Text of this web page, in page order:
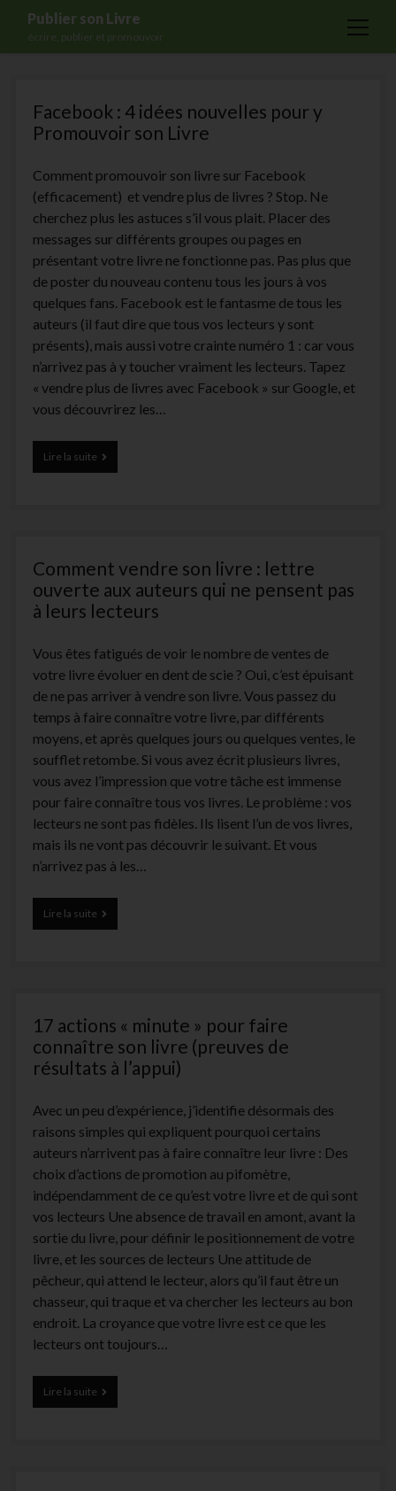
Publier son Livre
écrire, publier et promouvoir
open
Formations
Blog
Auto-édition
Maisons d’édition
Ecriture
Actualités
A propos
Contact
facebookinstagram
youtubeemail-
son
Facebook : 4 idées nouvelles pour y
Promouvoir son Livre
Comment promouvoir son livre sur Facebook
(efficacement) et vendre plus de livres ? Stop. Ne
cherchez plus les astuces s’il vous plait. Placer des
messages sur différents groupes ou pages en
présentant votre livre ne fonctionne pas. Pas plus que
de poster du nouveau contenu tous les jours à vos
quelques fans. Facebook est le fantasme de tous les
auteurs (il faut dire que tous vos lecteurs y sont
présents), mais aussi votre crainte numéro 1 : car vous
n’arrivez pas à y toucher vraiment les lecteurs. Tapez
« vendre plus de livres avec Facebook » sur Google, et
vous découvrirez les…
Lire la suiteFacebook
:
Promouvoir
Livre
Comment vendre son livre : lettre
ouverte aux auteurs qui ne pensent pas
à leurs lecteurs
Vous êtes fatigués de voir le nombre de ventes de
votre livre évoluer en dent de scie ? Oui, c’est épuisant
de ne pas arriver à vendre son livre. Vous passez du
temps à faire connaître votre livre, par différents
moyens, et après quelques jours ou quelques ventes, le
soufflet retombe. Si vous avez écrit plusieurs livres,
vous avez l’impression que votre tâche est immense
pour faire connaître tous vos livres. Le problème : vos
lecteurs ne sont pas fidèles. Ils lisent l’un de vos livres,
mais ils ne vont pas découvrir le suivant. Et vous
n’arrivez pas à les…
Lire la suiteComment
vendre
aux
qui
ne
à
leurs
lecteurs
17 actions « minute » pour faire
connaître son livre (preuves de
résultats à l’appui)
Avec un peu d’expérience, j’identifie désormais des
raisons simples qui expliquent pourquoi certains
auteurs n’arrivent pas à faire connaître leur livre : Des
choix d’actions de promotion au pifomètre,
indépendamment de ce qu’est votre livre et de qui sont
vos lecteurs Une absence de travail en amont, avant la
sortie du livre, pour définir le positionnement de votre
livre, et les sources de lecteurs Une attitude de
pêcheur, qui attend le lecteur, alors qu’il faut être un
chasseur, qui traque et va chercher les lecteurs au bon
endroit. La croyance que votre livre est ce que les
lecteurs ont toujours…
Lire la suite17
actions